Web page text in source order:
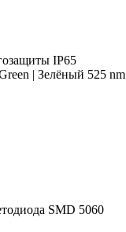
IP65
| Зелёный 525 nm
SMD 5060